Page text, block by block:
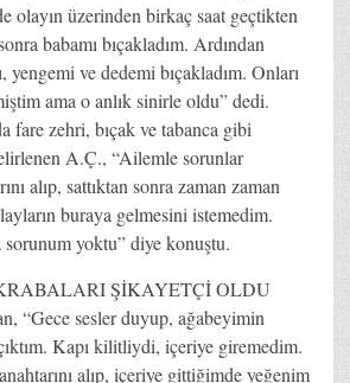
olayın üzerinden birkaç saat geçtikten
babamı bıçakladım. Ardından
yengemi ve dedemi bıçakladım. Onları
ama o anlık sinirle oldu” dedi.
fare zehri, bıçak ve tabanca gibi
A.Ç., “Ailemle sorunlar
alıp, sattıktan sonra zaman zaman
buraya gelmesini istemedim.
yoktu” diye konuştu.
ŞİKAYETÇİ OLDU
“Gece sesler duyup, ağabeyimin
Kapı kilitliydi, içeriye giremedim.
alıp, içeriye gittiğimde yeğenim